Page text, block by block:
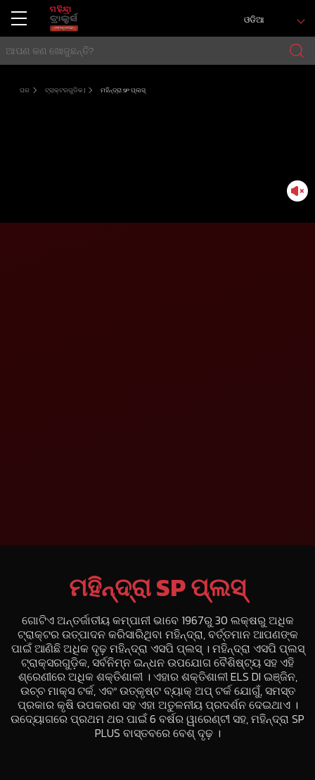
ଓଡିଆ
ଘର ଟ୍ରାକ୍ଟରଗୁଡିକ | ମହିନ୍ଦ୍ରା SP ପ୍ଲସ୍
ମହିନ୍ଦ୍ରା SP ପ୍ଲସ୍
ଗୋଟିଏ ଅନ୍ତର୍ଜାତୀୟ କମ୍ପାନୀ ଭାବେ 1967ରୁ 30 ଲକ୍ଷରୁ ଅଧିକ
ଟ୍ରାକ୍ଟର ଉତ୍ପାଦନ କରିସାରିଥିବା ମହିନ୍ଦ୍ରା, ବର୍ତ୍ତମାନ ଆପଣଙ୍କ
ପାଇଁ ଆଣିଛି ଅଧିକ ଦୃଢ଼ ମହିନ୍ଦ୍ରା ଏସପି ପ୍ଲସ୍ । ମହିନ୍ଦ୍ରା ଏସପି ପ୍ଲସ୍
ଟ୍ରାକ୍ସରଗୁଡ଼ିକ, ସର୍ବନିମ୍ନ ଇନ୍ଧନ ଉପଯୋଗ ବୈଶିଷ୍ଟ୍ୟ ସହ ଏହି
ଶ୍ରେଣୀରେ ଅଧିକ ଶକ୍ତିଶାଳୀ । ଏହାର ଶକ୍ତିଶାଳୀ ELS DI ଇଞ୍ଜିନ,
ଉଚ୍ଚ ମାକ୍ସ ଟର୍କ, ଏବଂ ଉତ୍କୃଷ୍ଟ ବ୍ୟାକ୍ ଅପ୍ ଟର୍କ ଯୋଗୁଁ, ସମସ୍ତ
ପ୍ରକାର କୃଷି ଉପକରଣ ସହ ଏହା ଅତୁଳନୀୟ ପ୍ରଦର୍ଶନ ଦେଇଥାଏ ।
ଉଦ୍ୟୋଗରେ ପ୍ରଥମ ଥର ପାଇଁ 6 ବର୍ଷର ୱାରେଣ୍ଟୀ ସହ, ମହିନ୍ଦ୍ରା SP
PLUS ବାସ୍ତବରେ ବେଶ୍ ଦୃଢ଼ ।